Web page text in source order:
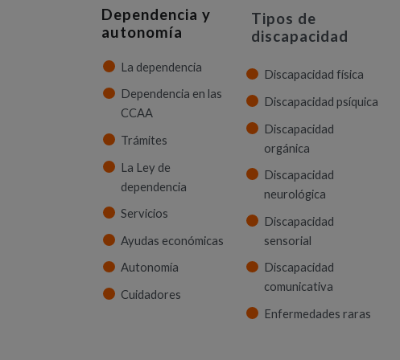
Dependencia y
autonomía
La dependencia
Dependencia en las
CCAA
Trámites
La Ley de
dependencia
Servicios
Ayudas económicas
Autonomía
Cuidadores
Tipos de
discapacidad
Discapacidad física
Discapacidad psíquica
Discapacidad
orgánica
Discapacidad
neurológica
Discapacidad
sensorial
Discapacidad
comunicativa
Enfermedades raras